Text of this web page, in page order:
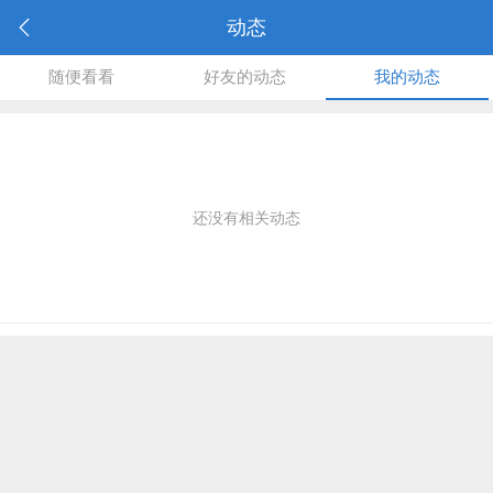
动态
随便看看 好友的动态 我的动态
还没有相关动态